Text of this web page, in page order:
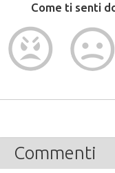
Come ti senti
Commenti